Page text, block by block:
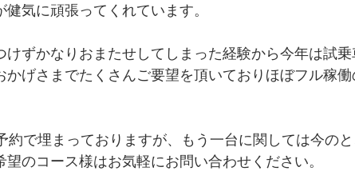
気に頑張ってくれています。
ずかなりおまたせしてしまった経験から今年は試乗
かげさまでたくさんご要望を頂いておりほぼフル稼
約で埋まっておりますが、もう一台に関しては今の
のコース様はお気軽にお問い合わせください。